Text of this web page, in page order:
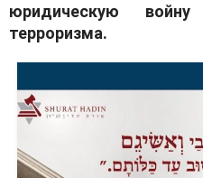
юридическую
терроризма.